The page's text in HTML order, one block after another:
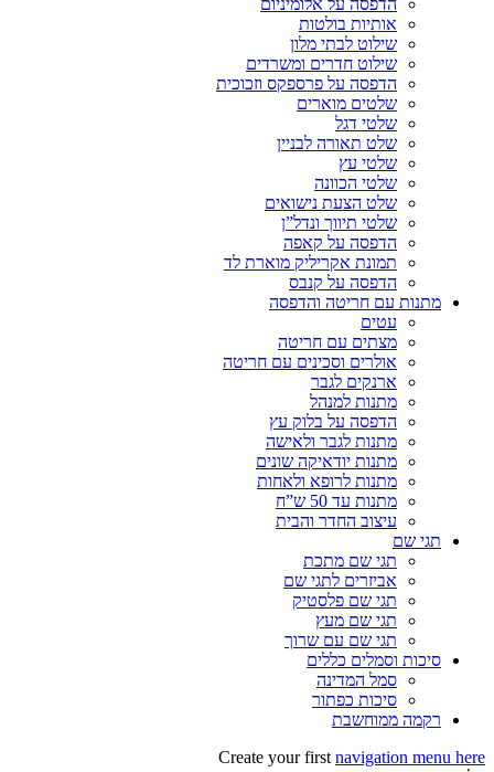
אותיות בולטות
שילוט לבתי מלון
שילוט חדרים ומשרדים
הדפסה על פרספקס וזכוכית
שלטים מוארים
שלטי דגל
שלט תאורה לבניין
שלטי עץ
שלטי הכוונה
שלט הצעת נישואים
שלטי תיווך ונדל”ן
הדפסה על קאפה
תמונת אקריליק מוארת לד
הדפסה על קנבס
מתנות עם חריטה והדפסה
עטים
מצתים עם חריטה
אולרים וסכינים עם חריטה
ארנקים לגבר
מתנות למנהל
הדפסה על בלוק עץ
מתנות לגבר ולאישה
מתנות יודאיקה שונים
מתנות לרופא ולאחות
מתנות עד 50 ש”ח
עיצוב החדר והבית
תגי שם
תגי שם מתכת
אביזרים לתגי שם
תגי שם פלסטיק
תגי שם מעץ
תגי שם עם שרוך
סיכות וסמלים כללים
סמל המדינה
סיכות כפתור
רקמה ממוחשבת
Create your first navigation menu here